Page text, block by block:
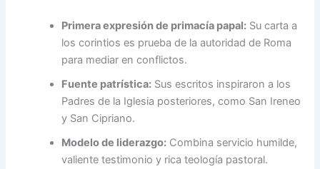
Primera expresión de primacía papal: Su carta a
los corintios es prueba de la autoridad de Roma
para mediar en conflictos.
Fuente patrística: Sus escritos inspiraron a los
Padres de la Iglesia posteriores, como San Ireneo
y San Cipriano.
Modelo de liderazgo: Combina servicio humilde,
valiente testimonio y rica teología pastoral.